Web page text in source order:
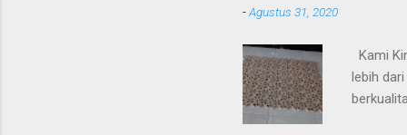
-Agustus 31, 2020
Kami
lebih